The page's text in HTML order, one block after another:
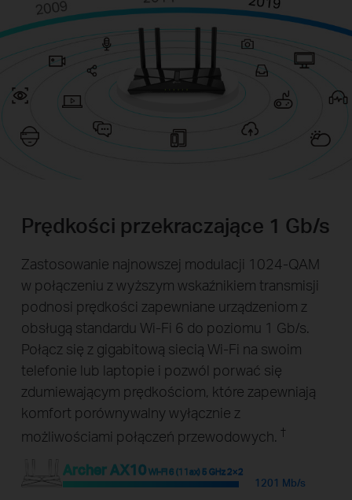
Prędkości przekraczające 1 Gb/s
Zastosowanie najnowszej modulacji 1024-QAM
w połączeniu z wyższym wskaźnikiem transmisji
podnosi prędkości zapewniane urządzeniom z
obsługą standardu Wi-Fi 6 do poziomu 1 Gb/s.
Połącz się z gigabitową siecią Wi-Fi na swoim
telefonie lub laptopie i pozwól porwać się
zdumiewającym prędkościom, które zapewniają
komfort porównywalny wyłącznie z
możliwościami połączeń przewodowych. †
Archer AX10 Wi-Fi 6 (11ax) 5 GHz 2×2
1201 Mb/s